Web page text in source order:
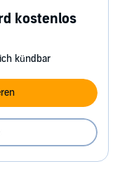
kostenlos
kündbar